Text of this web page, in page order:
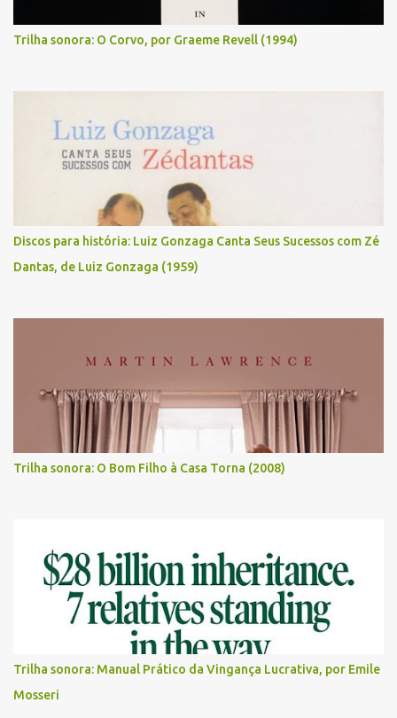
Trilha sonora: O Corvo, por Graeme Revell (1994)
Discos para história: Luiz Gonzaga Canta Seus Sucessos com Zé
Dantas, de Luiz Gonzaga (1959)
Trilha sonora: O Bom Filho à Casa Torna (2008)
Trilha sonora: Manual Prático da Vingança Lucrativa, por Emile
Mosseri